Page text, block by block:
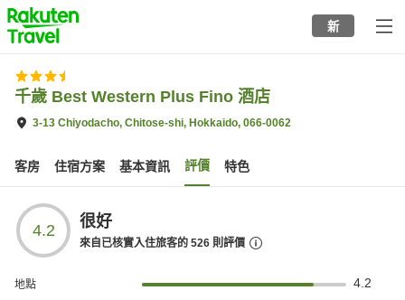
to
top
page
新
千歲 Best Western Plus Fino 酒店
3-13 Chiyodacho, Chitose-shi, Hokkaido, 066-0062
客房 住宿方案 基本資訊 評價 特色
4.2 很好
來自已核實入住旅客的 526 則評價
地點 4.2